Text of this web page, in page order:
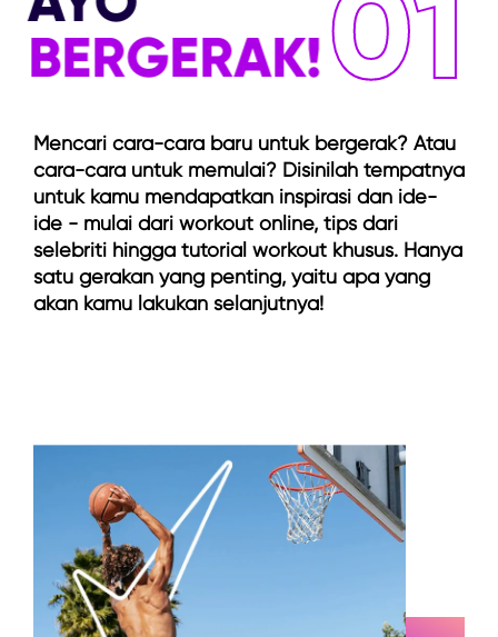
BERGERAK!
Mencari cara-cara baru untuk bergerak? Atau
cara-cara untuk memulai? Disinilah tempatnya
untuk kamu mendapatkan inspirasi dan ide-
ide - mulai dari workout online, tips dari
selebriti hingga tutorial workout khusus. Hanya
satu gerakan yang penting, yaitu apa yang
akan kamu lakukan selanjutnya!